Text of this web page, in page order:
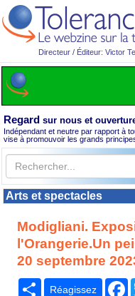
Directeur / Éditeur: Victor
Regard sur nous et
Indépendant et neutre par rapport à
vise à promouvoir les grands
Arts et spectacles
Modigliani.
l'Orangerie.Un
20 septembre
Partager
Réagissez